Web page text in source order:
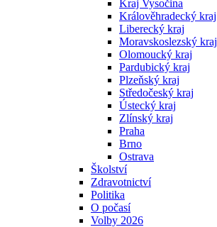
Kraj Vysočina
Králověhradecký kraj
Liberecký kraj
Moravskoslezský kraj
Olomoucký kraj
Pardubický kraj
Plzeňský kraj
Středočeský kraj
Ústecký kraj
Zlínský kraj
Praha
Brno
Ostrava
Školství
Zdravotnictví
Politika
O počasí
Volby 2026